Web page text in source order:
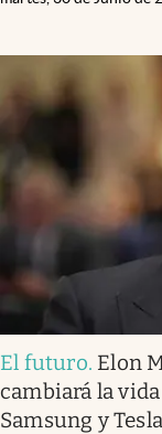
El futuro. Elon
cambiará la
Samsung y Tesla